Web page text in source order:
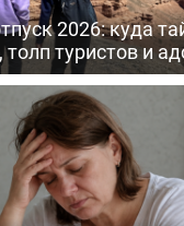
2026: куда
толп туристов и